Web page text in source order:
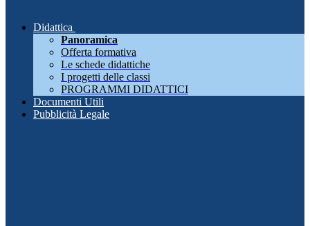
Didattica
Panoramica
Offerta formativa
Le schede didattiche
I progetti delle classi
PROGRAMMI DIDATTICI
Documenti Utili
Pubblicità Legale